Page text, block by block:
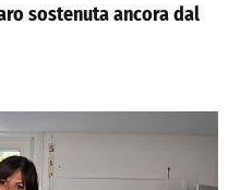
sostenuta ancora dal